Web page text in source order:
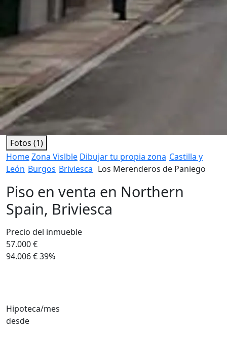
Fotos (1)
HomeZona Vislble Dibujar tu propia zona Castilla y
León Burgos Briviesca Los Merenderos de Paniego
Piso en venta en Northern
Spain, Briviesca
Precio del inmueble
57.000 €
94.006 €39%
Hipoteca/mes
desde